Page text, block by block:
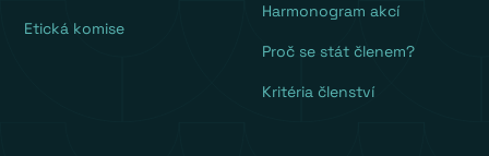
Etická komise
Harmonogram akcí
Proč se stát členem?
Kritéria členství